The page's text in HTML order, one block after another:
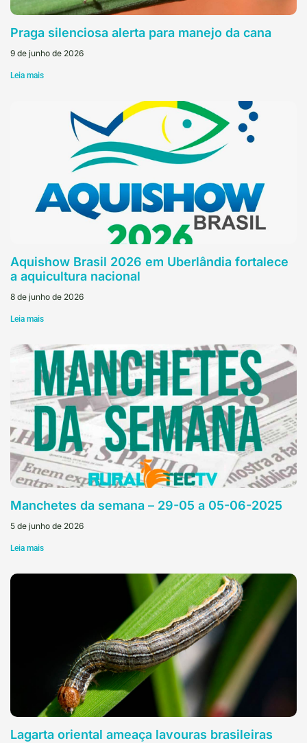
Praga silenciosa alerta para manejo da cana
9 de junho de 2026
Leia mais
Aquishow Brasil 2026 em Uberlândia fortalece
a aquicultura nacional
8 de junho de 2026
Leia mais
Manchetes da semana – 29-05 a 05-06-2025
5 de junho de 2026
Leia mais
Lagarta oriental ameaça lavouras brasileiras